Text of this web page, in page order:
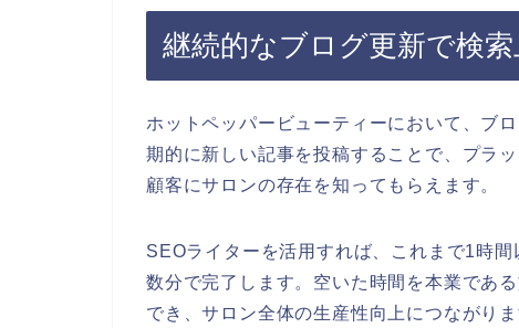
継続的なブログ更新で検
ホットペッパービューティーにおいて、ブ
期的に新しい記事を投稿することで、プラ
顧客にサロンの存在を知ってもらえます。
SEOライターを活用すれば、これまで1時
数分で完了します。空いた時間を本業であ
でき、サロン全体の生産性向上につながりま